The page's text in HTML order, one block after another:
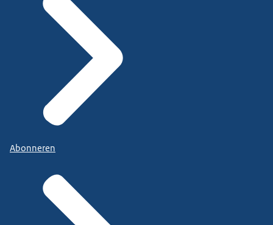
Abonneren